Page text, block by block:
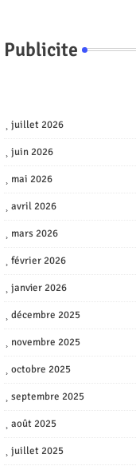
Publicite
juillet 2026
juin 2026
mai 2026
avril 2026
mars 2026
février 2026
janvier 2026
décembre 2025
novembre 2025
octobre 2025
septembre 2025
août 2025
juillet 2025